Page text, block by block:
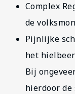
Complex
de
Pijnlijke
het
Bij
hierdoor de